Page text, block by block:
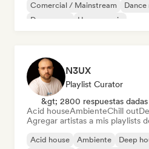
Comercial / Mainstream
Dance
Dream pop
House music
N3UX
Playlist Curator
&gt; 2800 respuestas dadas
Acid houseAmbienteChill out
Agregar artistas a mis playlists
Acid house Ambiente Deep